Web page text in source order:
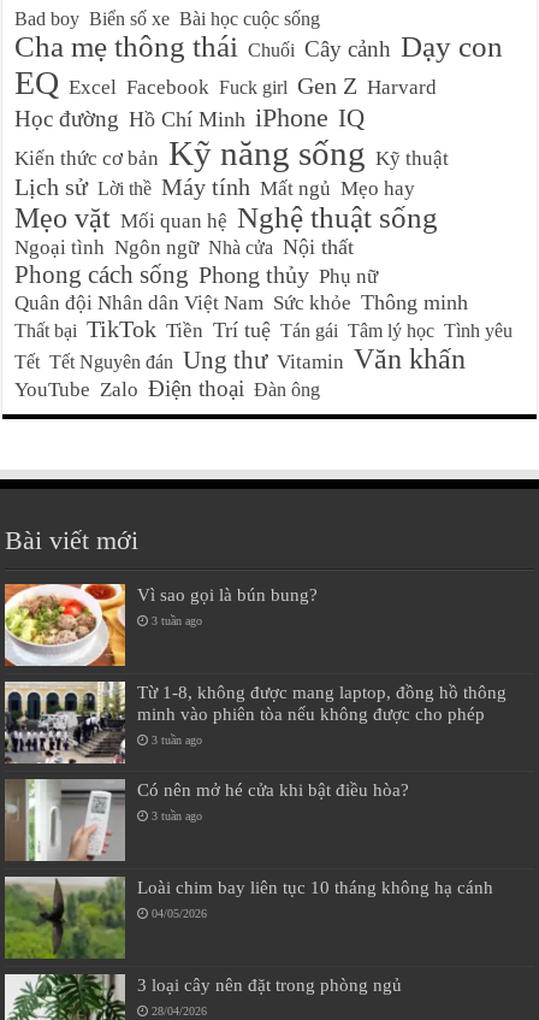
Bad boy Biển số xe Bài học cuộc sống
Cha mẹ thông thái Chuối Cây cảnh Dạy con
EQ Excel Facebook Fuck girl Gen Z Harvard
Học đường Hồ Chí Minh iPhone IQ
Kiến thức cơ bản Kỹ năng sống Kỹ thuật
Lịch sử Lời thề Máy tính Mất ngủ Mẹo hay
Mẹo vặt Mối quan hệ Nghệ thuật sống
Ngoại tình Ngôn ngữ Nhà cửa Nội thất
Phong cách sống Phong thủy Phụ nữ
Quân đội Nhân dân Việt Nam Sức khỏe Thông minh
Thất bại TikTok Tiền Trí tuệ Tán gái Tâm lý học Tình yêu
Tết Tết Nguyên đán Ung thư Vitamin Văn khấn
YouTube Zalo Điện thoại Đàn ông
Bài viết mới
Vì sao gọi là bún bung?
3 tuần ago
Từ 1-8, không được mang laptop, đồng hồ thông
minh vào phiên tòa nếu không được cho phép
3 tuần ago
Có nên mở hé cửa khi bật điều hòa?
3 tuần ago
Loài chim bay liên tục 10 tháng không hạ cánh
04/05/2026
3 loại cây nên đặt trong phòng ngủ
28/04/2026